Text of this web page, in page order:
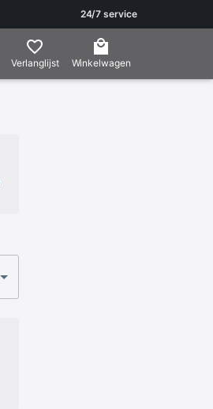
24/7 service
Verlanglijst Winkelwagen